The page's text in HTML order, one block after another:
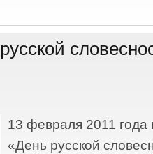
13 февраля 2011 года
«День русской